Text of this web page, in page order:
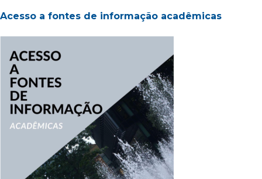
Acesso a fontes de informação acadêmicas